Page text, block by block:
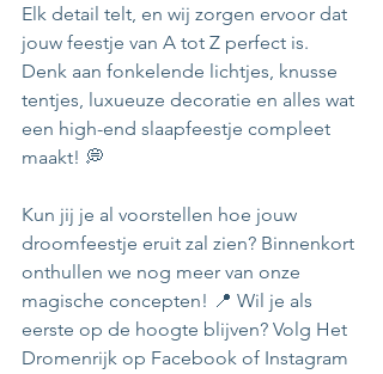
Elk detail telt, en wij zorgen ervoor dat
jouw feestje van A tot Z perfect is.
Denk aan fonkelende lichtjes, knusse
tentjes, luxueuze decoratie en alles wat
een high-end slaapfeestje compleet
maakt! 💭
Kun jij je al voorstellen hoe jouw
droomfeestje eruit zal zien? Binnenkort
onthullen we nog meer van onze
magische concepten! 📍 Wil je als
eerste op de hoogte blijven? Volg Het
Dromenrijk op Facebook of Instagram